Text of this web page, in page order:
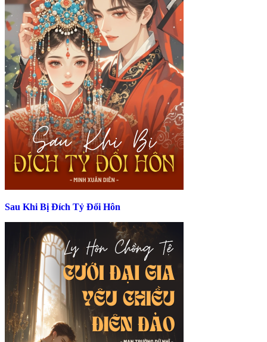
Sau Khi Bị Đích Tỷ Đổi Hôn